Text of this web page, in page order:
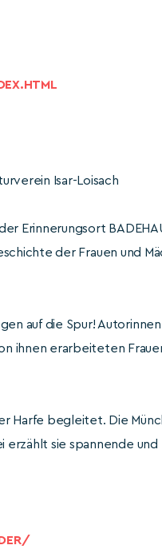
Isar-Loisach
Erinnerungsort
der Frauen und
auf die Spur!
ihnen erarbeiteten
Harfe begleitet. Die
erzählt sie spannende